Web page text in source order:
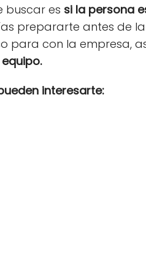
buscar es si la persona
prepararte antes de
para con la empresa,
interesarte: